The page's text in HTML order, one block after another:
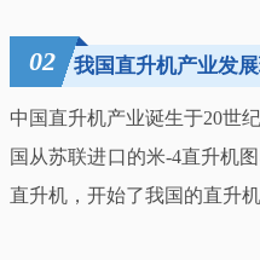
02 我国直升机产业发
中国直升机产业诞生于20世
国从苏联进口的米-4直升机
直升机，开始了我国的直升